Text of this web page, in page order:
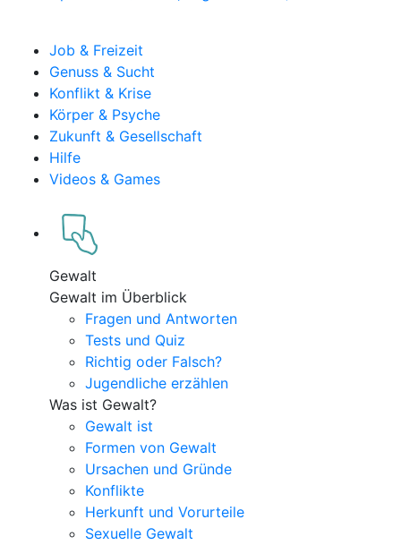
Job & Freizeit
Genuss & Sucht
Konflikt & Krise
Körper & Psyche
Zukunft & Gesellschaft
Hilfe
Videos & Games
Gewalt
Gewalt im Überblick
Fragen und Antworten
Tests und Quiz
Richtig oder Falsch?
Jugendliche erzählen
Was ist Gewalt?
Gewalt ist
Formen von Gewalt
Ursachen und Gründe
Konflikte
Herkunft und Vorurteile
Sexuelle Gewalt